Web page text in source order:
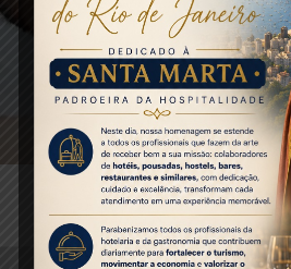
Centro de
Veja aqui como usar